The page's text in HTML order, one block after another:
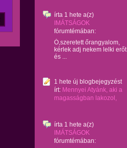
írta 1 hete a(z)
IMÁTSÁGOK
fórumtémában:
Ó,szeretett őrangyalom,
kérlek adj nekem lelki erőt
és ...
1 hete új blogbejegyzést
írt: Mennyei Atyánk, aki a
magasságban lakozol,
írta 1 hete a(z)
IMÁTSÁGOK
fórumtémában: